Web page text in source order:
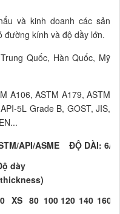
và kinh doanh các sản
đường kính và độ dầy lớn.
Quốc, Hàn Quốc, Mỹ
A106, ASTM A179, ASTM
5L Grade B, GOST, JIS,
API/ASME ĐỘ DÀI: 6/
dày
XS 80 100 120 140 160